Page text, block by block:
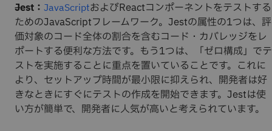
Jest： JavaScriptおよびReactコンポーネントをテストする
ためのJavaScriptフレームワーク。Jestの属性の1つは、評
価対象のコード全体の割合を含むコード・カバレッジをレ
ポートする便利な方法です。もう1つは、「ゼロ構成」でテ
ストを実施することに重点を置いていることです。これに
より、セットアップ時間が最小限に抑えられ、開発者は好
きなときにすぐにテストの作成を開始できます。Jestは使
い方が簡単で、開発者に人気が高いと考えられています。